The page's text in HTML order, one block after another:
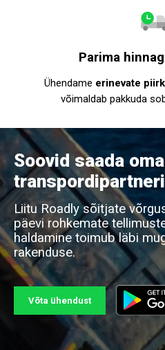
Parima
Ühendame erinevate
võimaldab pakkuda
Soovid saada
Liitu Roadly sõitjate
päevi rohkemate
haldamine toimub läbi
rakenduse.
Võta ühendust